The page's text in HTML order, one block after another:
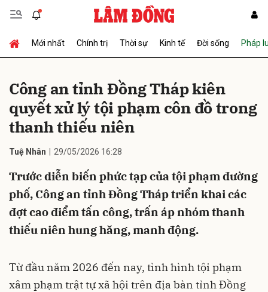
Mới nhất Chính trị Thời sự Kinh tế Đời sống Pháp
Công an tỉnh Đồng Tháp kiên
quyết xử lý tội phạm côn đồ trong
thanh thiếu niên
Tuệ Nhân 29/05/2026 16:28
Trước diễn biến phức tạp của tội phạm đường
phố, Công an tỉnh Đồng Tháp triển khai các
đợt cao điểm tấn công, trấn áp nhóm thanh
thiếu niên hung hăng, manh động.
Từ đầu năm 2026 đến nay, tình hình tội phạm
xâm phạm trật tự xã hội trên địa bàn tỉnh Đồng
Gửi bình luận
Hủy Gửi